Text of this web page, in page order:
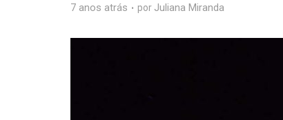
7 anos atrás por Juliana Miranda